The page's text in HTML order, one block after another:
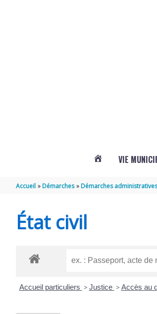
VIE
Accueil Démarches Démarches
État civil
Accueil particuliers > Justice > Accès au